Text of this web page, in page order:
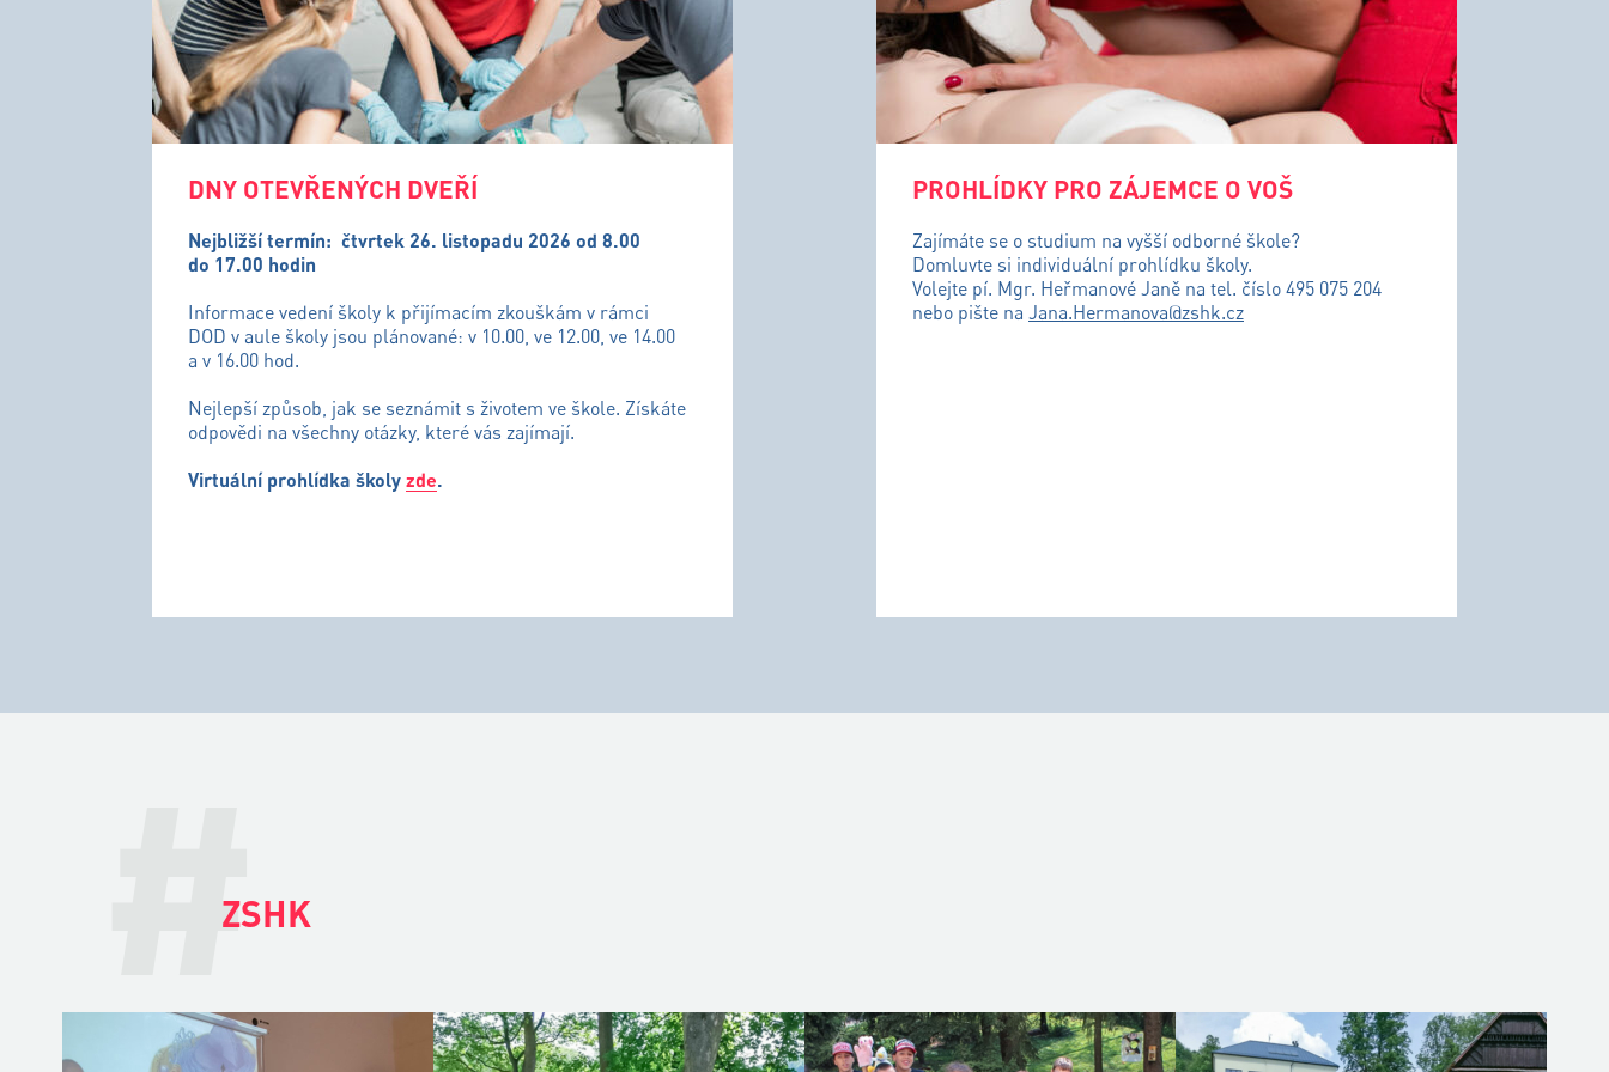
DNY OTEVŘENÝCH DVEŘÍ
Nejbližší termín: čtvrtek 26. listopadu 2026 od 8.00
do 17.00 hodin
Informace vedení školy k přijímacím zkouškám v rámci
DOD v aule školy jsou plánované: v 10.00, ve 12.00, ve 14.00
a v 16.00 hod.
Nejlepší způsob, jak se seznámit s životem ve škole. Získáte
odpovědi na všechny otázky, které vás zajímají.
Virtuální prohlídka školy zde.
PROHLÍDKY PRO ZÁJEMCE O VOŠ
Zajímáte se o studium na vyšší odborné škole?
Domluvte si individuální prohlídku školy.
Volejte pí. Mgr. Heřmanové Janě na tel. číslo 495 075 204
nebo pište na Jana.Hermanova@zshk.cz
#
ZSHK